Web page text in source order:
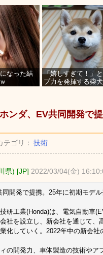
なった結
「嬉しすぎて！」
プ力を発揮する柴
ホンダ、EV共同開発
ゴリ： 技術
県) [JP] 2022/03/04(金)
開発で提携。25年に初期モデル
研工業(Honda)は、電気自動車
社を設立し、新会社を通じて
化していく。2022年中の新会社
の開発力、車体製造の技術や